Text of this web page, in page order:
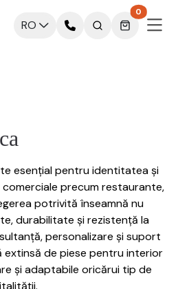
RO
0
esențial pentru identitatea și
precum restaurante,
potrivită înseamnă nu
durabilitate și rezistență la
personalizare și suport
extinsă de piese pentru interior
și adaptabile oricărui tip de